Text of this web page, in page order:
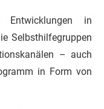
in
Selbsthilfegruppen
– auch
in Form von